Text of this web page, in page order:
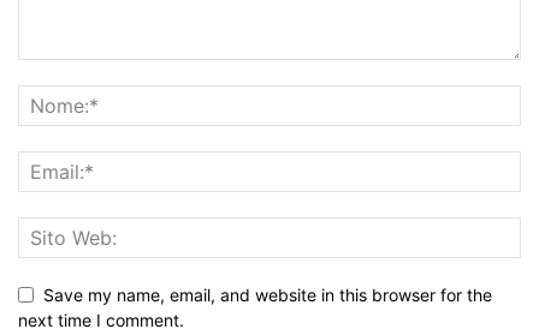
Save my name, email, and website in this browser for the
next time I comment.